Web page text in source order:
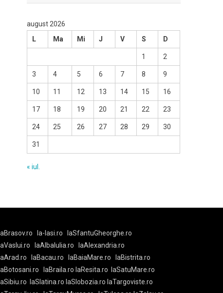
august 2026
L
Ma Mi J V S D
1 2
3 4 5 6 7 8 9
10 11 12 13 14 15 16
17 18 19 20 21 22 23
24 25 26 27 28 29 30
31
« iul.
laBrasov.ro la-Iasi.ro
laSfantuGheorghe.ro
laVaslui.ro
laAlbaIulia.ro
laAlexandria.ro
laArad.ro
laBacau.ro laBaiaMare.ro
laBistrita.ro
laBotosani.ro
laBraila.ro laResita.ro
laSatuMare.ro
laSibiu.ro
laSlatina.ro laSlobozia.ro laTargoviste.ro